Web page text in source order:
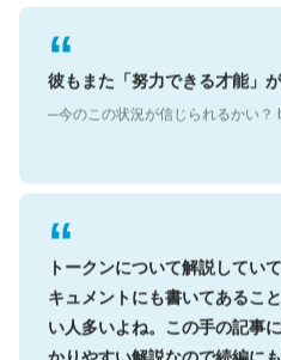
彼もまた「努力できる才能」
トークンについて解説してい
キュメントにも書いてあるこ
い人多いよね。この手の記事
かりやすい解説なので続編にも